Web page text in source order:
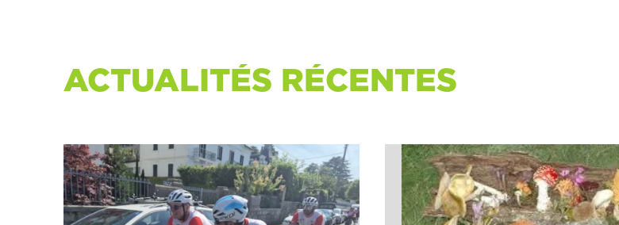
ACTUALITÉS RÉCENTES